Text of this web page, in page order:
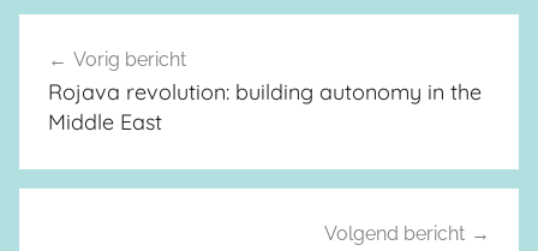
Berichtnavigatie
Vorig bericht
Rojava revolution: building autonomy in the
Middle East
Volgend bericht